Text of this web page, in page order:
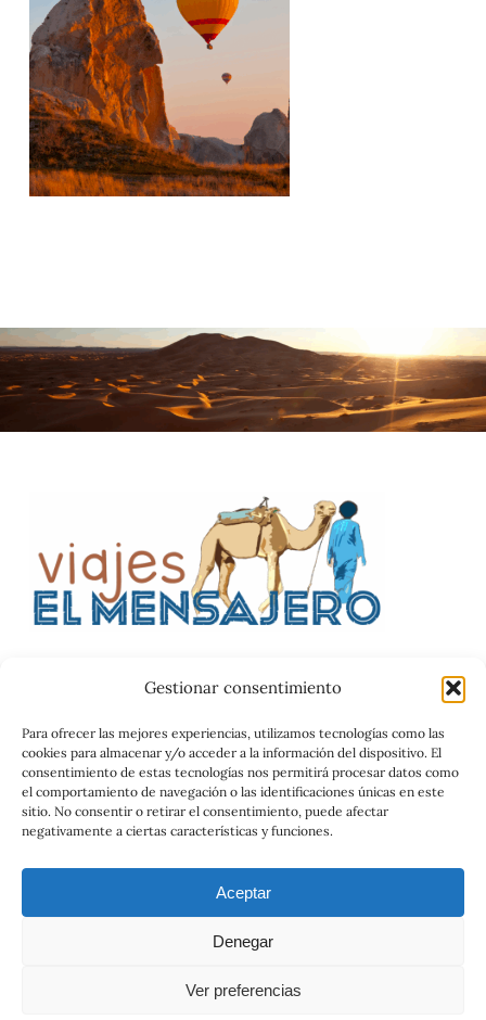
Gestionar consentimiento
Para ofrecer las mejores experiencias, utilizamos tecnologías como las
cookies para almacenar y/o acceder a la información del dispositivo. El
consentimiento de estas tecnologías nos permitirá procesar datos como
el comportamiento de navegación o las identificaciones únicas en este
sitio. No consentir o retirar el consentimiento, puede afectar
negativamente a ciertas características y funciones.
Aceptar
Denegar
Ver preferencias
Contrato
© 2026 Viajes el Mensajero. |maria@viajeselmensajero.com